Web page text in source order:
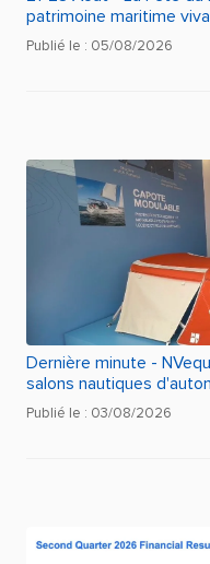
patrimoine maritime
Publié le : 05/08/2026
Dernière minute -
salons nautiques
Publié le : 03/08/2026